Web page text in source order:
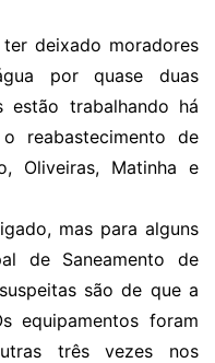
deixado moradores
por quase duas
estão trabalhando há
reabastecimento de
Oliveiras, Matinha e
mas para alguns
de Saneamento de
são de que a
equipamentos foram
três vezes nos